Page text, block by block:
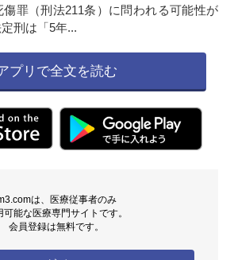
罪（刑法211条）に問われる可能性が
刑は「5年...
プリで全文を読む
は、医療従事者のみ
可能な医療専門サイトです。
会員登録は無料です。